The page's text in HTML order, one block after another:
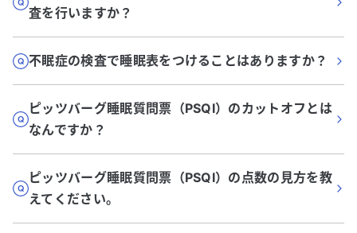
査を行いますか？
不眠症の検査で睡眠表をつけることはありますか？
ピッツバーグ睡眠質問票（PSQI）のカットオフとは
なんですか？
ピッツバーグ睡眠質問票（PSQI）の点数の見方を教
えてください。